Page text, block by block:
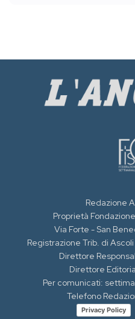
Redazione
Proprietà
Via Forte - San
Registrazione Trib. di
Direttore
Direttore
Per comunicati:
Telefono
Privacy Policy